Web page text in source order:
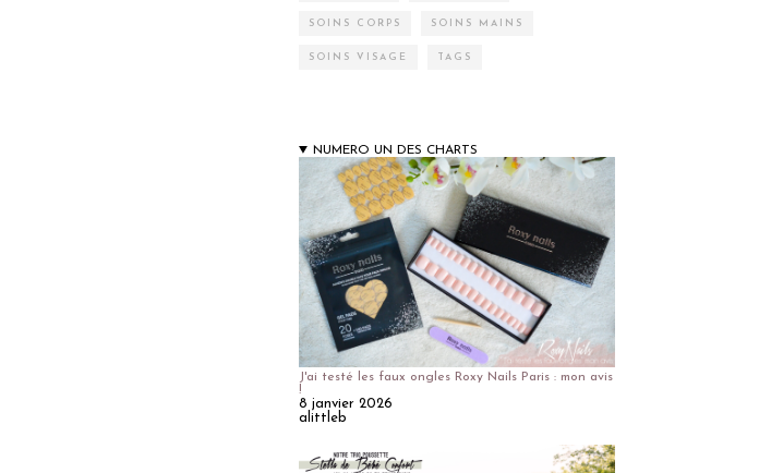
SOINS CORPS SOINS MAINS
SOINS VISAGE TAGS
NUMERO UN DES CHARTS
J'ai testé les faux ongles Roxy Nails Paris : mon avis
!
8 janvier 2026
alittleb